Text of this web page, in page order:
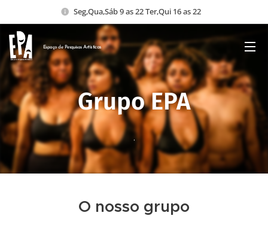
Seg,Qua,Sáb 9 as 22 Ter,Qui 16 as 22
Espaço de Pesquisas Artísticas
Grupo EPA
.
O nosso grupo